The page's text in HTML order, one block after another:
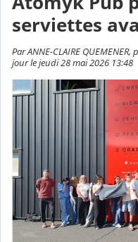
serviettes
Par ANNE-CLAIRE
jour le jeudi 28 mai 2026 13:48